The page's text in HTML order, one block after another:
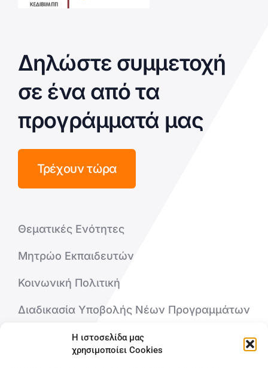
Η ιστοσελίδα μας
χρησιμοποίει Cookies
Δηλώστε συμμετοχή
σε ένα από τα
προγράμματά μας
Τρέχουν τώρα
Θεματικές Ενότητες
Μητρώο Εκπαιδευτών
Κοινωνική Πολιτική
Διαδικασία Υποβολής Νέων Προγραμμάτων
Ποιοι είμαστε